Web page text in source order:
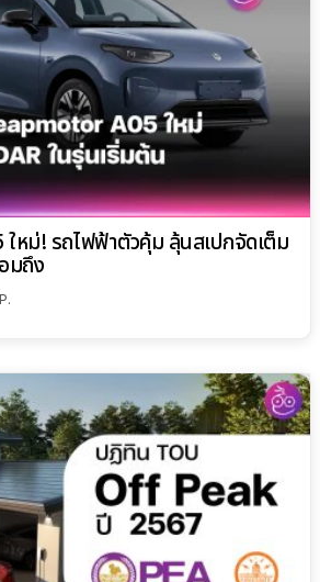
หม่! รถไฟฟ้าตัวคุ้ม ลุ้นสเปกจัดเต็ม
มถึง